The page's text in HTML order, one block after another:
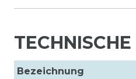
Bezeichnung